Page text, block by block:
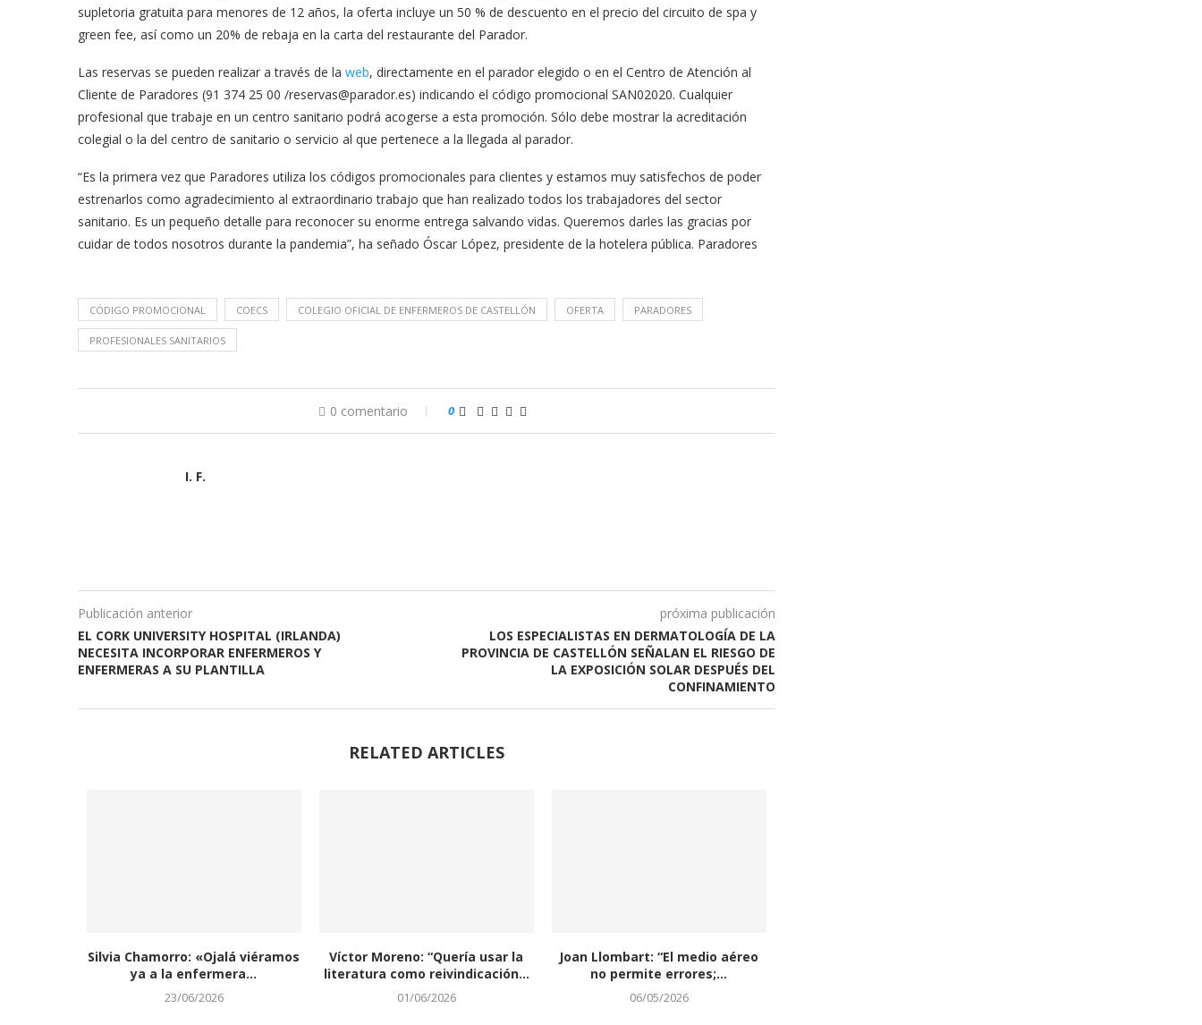
supletoria gratuita para menores de 12 años, la oferta incluye un 50 % de descuento en el precio del circuito de spa y
green fee, así como un 20% de rebaja en la carta del restaurante del Parador.
Las reservas se pueden realizar a través de la web, directamente en el parador elegido o en el Centro de Atención al
Cliente de Paradores (91 374 25 00 /reservas@parador.es) indicando el código promocional SAN02020. Cualquier
profesional que trabaje en un centro sanitario podrá acogerse a esta promoción. Sólo debe mostrar la acreditación
colegial o la del centro de sanitario o servicio al que pertenece a la llegada al parador.
“Es la primera vez que Paradores utiliza los códigos promocionales para clientes y estamos muy satisfechos de poder
estrenarlos como agradecimiento al extraordinario trabajo que han realizado todos los trabajadores del sector
sanitario. Es un pequeño detalle para reconocer su enorme entrega salvando vidas. Queremos darles las gracias por
cuidar de todos nosotros durante la pandemia”, ha señado Óscar López, presidente de la hotelera pública. Paradores
CÓDIGO PROMOCIONAL COECS COLEGIO OFICIAL DE ENFERMEROS DE CASTELLÓN OFERTA PARADORES
PROFESIONALES SANITARIOS
0 comentario 0
I. F.
Publicación anterior
EL CORK UNIVERSITY HOSPITAL (IRLANDA)
NECESITA INCORPORAR ENFERMEROS Y
ENFERMERAS A SU PLANTILLA
próxima publicación
LOS ESPECIALISTAS EN DERMATOLOGÍA DE LA
PROVINCIA DE CASTELLÓN SEÑALAN EL RIESGO DE
LA EXPOSICIÓN SOLAR DESPUÉS DEL
CONFINAMIENTO
RELATED ARTICLES
Silvia Chamorro: «Ojalá viéramos
ya a la enfermera...
23/06/2026
Víctor Moreno: “Quería usar la
literatura como reivindicación...
01/06/2026
Joan Llombart: “El medio aéreo
no permite errores;...
06/05/2026